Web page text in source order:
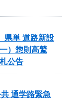
県単 道路新設
）惣則高鷲
公告
通学路緊急